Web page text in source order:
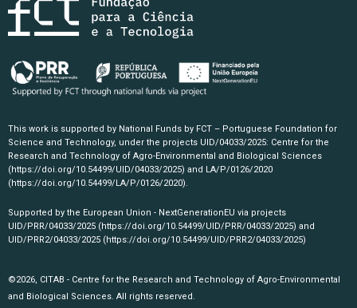
This work is supported by National Funds by FCT – Portuguese Foundation for
Science and Technology, under the projects UID/04033/2025: Centre for the
Research and Technology of Agro-Environmental and Biological Sciences
(https://doi.org/10.54499/UID/04033/2025) and LA/P/0126/2020
(https://doi.org/10.54499/LA/P/0126/2020).
Supported by the European Union - NextGenerationEU via projects
UID/PRR/04033/2025 (https://doi.org/10.54499/UID/PRR/04033/2025) and
UID/PRR2/04033/2025 (https://doi.org/10.54499/UID/PRR2/04033/2025)
©2026, CITAB - Centre for the Research and Technology of Agro-Environmental
and Biological Sciences. All rights reserved.